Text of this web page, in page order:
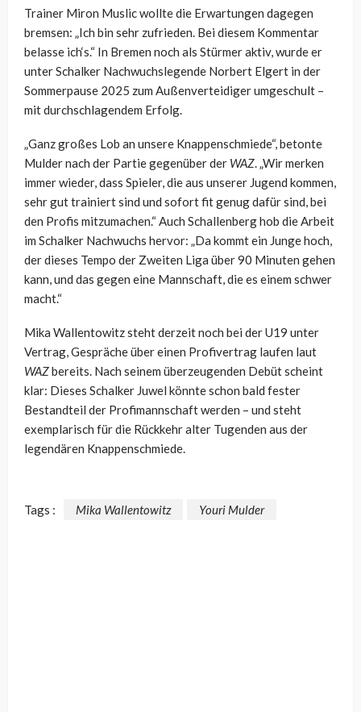
Trainer Miron Muslic wollte die Erwartungen dagegen
bremsen: „Ich bin sehr zufrieden. Bei diesem Kommentar
belasse ich‘s.“ In Bremen noch als Stürmer aktiv, wurde er
unter Schalker Nachwuchslegende Norbert Elgert in der
Sommerpause 2025 zum Außenverteidiger umgeschult –
mit durchschlagendem Erfolg.
„Ganz großes Lob an unsere Knappenschmiede“, betonte
Mulder nach der Partie gegenüber der WAZ. „Wir merken
immer wieder, dass Spieler, die aus unserer Jugend kommen,
sehr gut trainiert sind und sofort fit genug dafür sind, bei
den Profis mitzumachen.“ Auch Schallenberg hob die Arbeit
im Schalker Nachwuchs hervor: „Da kommt ein Junge hoch,
der dieses Tempo der Zweiten Liga über 90 Minuten gehen
kann, und das gegen eine Mannschaft, die es einem schwer
macht.“
Mika Wallentowitz steht derzeit noch bei der U19 unter
Vertrag, Gespräche über einen Profivertrag laufen laut
WAZbereits. Nach seinem überzeugenden Debüt scheint
klar: Dieses Schalker Juwel könnte schon bald fester
Bestandteil der Profimannschaft werden – und steht
exemplarisch für die Rückkehr alter Tugenden aus der
legendären Knappenschmiede.
Tags : Mika Wallentowitz Youri Mulder